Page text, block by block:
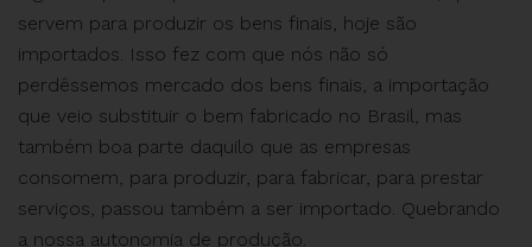
servem para produzir os bens finais, hoje são
importados. Isso fez com que nós não só
perdêssemos mercado dos bens finais, a importação
que veio substituir o bem fabricado no Brasil, mas
também boa parte daquilo que as empresas
consomem, para produzir, para fabricar, para prestar
serviços, passou também a ser importado. Quebrando
a nossa autonomia de produção.